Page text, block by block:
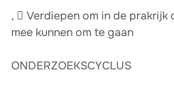
,  Verdiepen om in de prakrijk
mee kunnen om te gaan
ONDERZOEKSCYCLUS